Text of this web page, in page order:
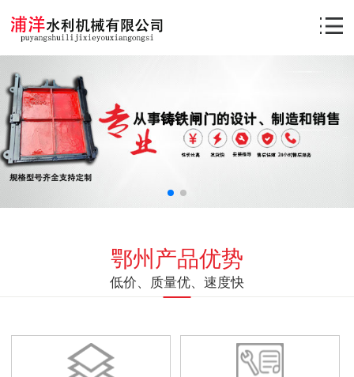
鄂州产品优势
低价、质量优、速度快